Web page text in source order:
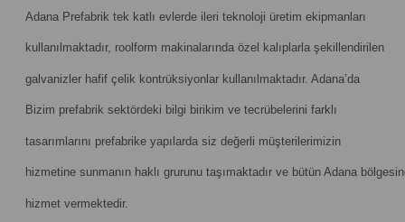
Adana Prefabrik tek katlı evlerde ileri teknoloji üretim ekipmanları
kullanılmaktadır, roolform makinalarında özel kalıplarla şekillendirilen
galvanizler hafif çelik kontrüksiyonlar kullanılmaktadır. Adana’da
Bizim prefabrik sektördeki bilgi birikim ve tecrübelerini farklı
tasarımlarını prefabrike yapılarda siz değerli müşterilerimizin
hizmetine sunmanın haklı grurunu taşımaktadır ve bütün Adana
hizmet vermektedir.